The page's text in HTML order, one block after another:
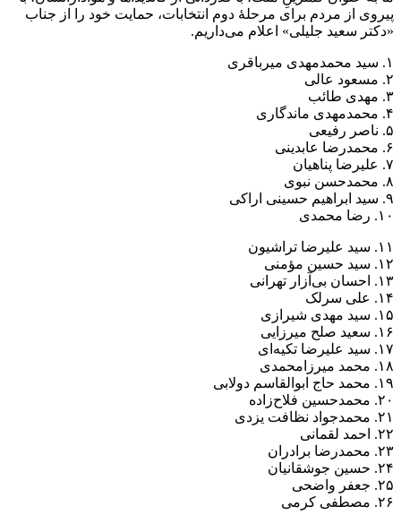
پیروی از مردم برای مرحلۀ دوم انتخابات، حمایت خود را از جناب
«دکتر سعید جلیلی» اعلام می‌داریم.
۱. سید محمدمهدی میرباقری
۲. مسعود عالی
۳. مهدی طائب
۴. محمدمهدی ماندگاری
۵. ناصر رفیعی
۶. محمدرضا عابدینی
۷. علیرضا پناهیان
۸. محمدحسن نبوی
۹. سید ابراهیم حسینی اراکی
۱۰. رضا محمدی
۱۱. سید علیرضا تراشیون
۱۲. سید حسین مؤمنی
۱۳. احسان بی‌آزار تهرانی
۱۴. علی سرلک
۱۵. سید مهدی شیرازی
۱۶. سعید صلح میرزایی
۱۷. سید علیرضا تکیه‌ای
۱۸. محمد میرزامحمدی
۱۹. محمد حاج ابوالقاسم دولابی
۲۰. محمدحسین فلاح‌زاده
۲۱. محمدجواد نظافت یزدی
۲۲. احمد لقمانی
۲۳. محمدرضا برادران
۲۴. حسین جوشقانیان
۲۵. جعفر واضحی
۲۶. مصطفی کرمی